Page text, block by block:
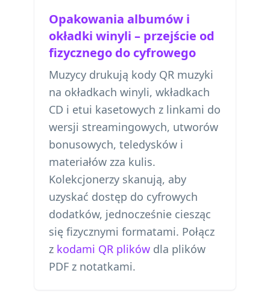
Opakowania albumów i
okładki winyli – przejście od
fizycznego do cyfrowego
Muzycy drukują kody QR muzyki
na okładkach winyli, wkładkach
CD i etui kasetowych z linkami do
wersji streamingowych, utworów
bonusowych, teledysków i
materiałów zza kulis.
Kolekcjonerzy skanują, aby
uzyskać dostęp do cyfrowych
dodatków, jednocześnie ciesząc
się fizycznymi formatami. Połącz
z kodami QR plików dla plików
PDF z notatkami.